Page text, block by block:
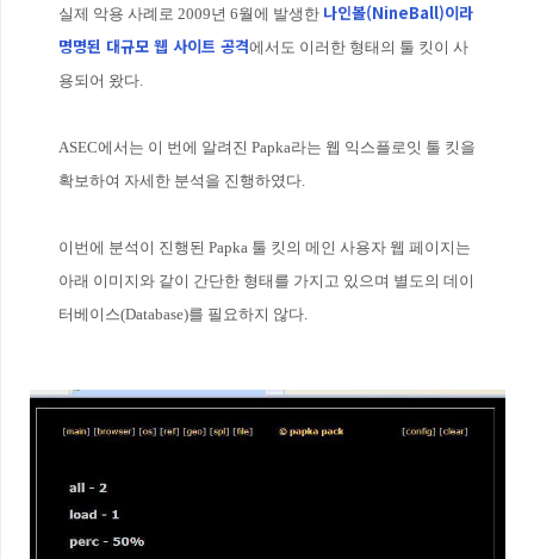
실제 악용 사례로 2009년 6월에 발생한 나인볼(NineBall)이라
명명된 대규모 웹 사이트 공격에서도 이러한 형태의 툴 킷이 사
용되어 왔다.
ASEC에서는 이 번에 알려진 Papka라는 웹 익스플로잇 툴 킷을
확보하여 자세한 분석을 진행하였다.
이번에 분석이 진행된 Papka 툴 킷의 메인 사용자 웹 페이지는
아래 이미지와 같이 간단한 형태를 가지고 있으며 별도의 데이
터베이스(Database)를 필요하지 않다.